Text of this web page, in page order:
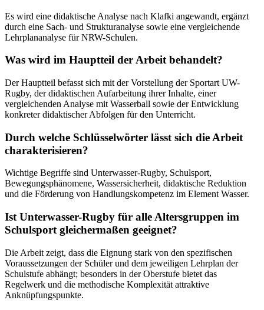
Es wird eine didaktische Analyse nach Klafki angewandt, ergänzt
durch eine Sach- und Strukturanalyse sowie eine vergleichende
Lehrplananalyse für NRW-Schulen.
Was wird im Hauptteil der Arbeit behandelt?
Der Hauptteil befasst sich mit der Vorstellung der Sportart UW-
Rugby, der didaktischen Aufarbeitung ihrer Inhalte, einer
vergleichenden Analyse mit Wasserball sowie der Entwicklung
konkreter didaktischer Abfolgen für den Unterricht.
Durch welche Schlüsselwörter lässt sich die Arbeit
charakterisieren?
Wichtige Begriffe sind Unterwasser-Rugby, Schulsport,
Bewegungsphänomene, Wassersicherheit, didaktische Reduktion
und die Förderung von Handlungskompetenz im Element Wasser.
Ist Unterwasser-Rugby für alle Altersgruppen im
Schulsport gleichermaßen geeignet?
Die Arbeit zeigt, dass die Eignung stark von den spezifischen
Voraussetzungen der Schüler und dem jeweiligen Lehrplan der
Schulstufe abhängt; besonders in der Oberstufe bietet das
Regelwerk und die methodische Komplexität attraktive
Anknüpfungspunkte.